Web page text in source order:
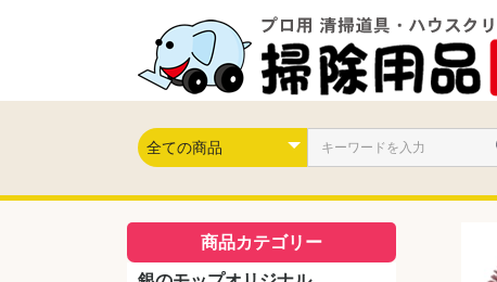
商品カテゴリー